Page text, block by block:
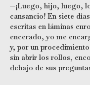
—¡Luego, hijo, luego,
cansancio! En siete
escritas en láminas
encerado, yo me
y, por un
sin abrir los rollos,
debajo de sus